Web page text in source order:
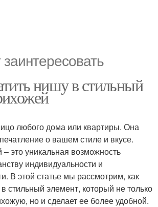
нишу в стильный
любого дома или квартиры. Она
о вашем стиле и вкусе.
это уникальная возможность
индивидуальности и
В этой статье мы рассмотрим, как
стильный элемент, который не только
но и сделает ее более удобной.